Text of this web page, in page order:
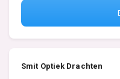
Smit Optiek Drachten